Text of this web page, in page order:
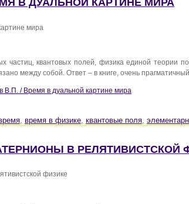
В ДУАЛЬНОЙ КАРТИНЕ МИРА
мира
частиц, квантовых полей, физика единой теории
между собой. Ответ – в книге, очень
В.П. / Время в дуальной картине мира
время в физике квантовые поля
В РЕЛЯТИВИСТСКОЙ
физике